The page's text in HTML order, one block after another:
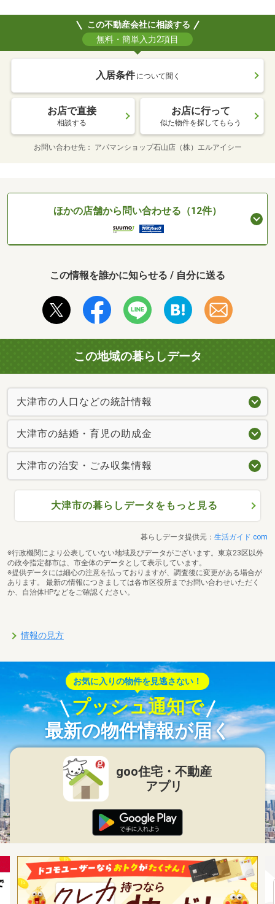
この不動産会社に相談する
無料・簡単入力2項目
入居条件 について聞く
お店で直接
相談する
お店に行って
似た物件を探してもらう
お問い合わせ先 アパマンショップ石山店（株）エルアイシー
ほかの店舗から問い合わせる（12件）
この情報を誰かに知らせる / 自分に送る
この地域の暮らしデータ
大津市の人口などの統計情報
大津市の結婚・育児の助成金
大津市の治安・ごみ収集情報
大津市の暮らしデータをもっと見る
暮らしデータ提供元： 生活ガイド.com
※行政機関により公表していない地域及びデータがございます。東京23区以外
の政令指定都市は、市全体のデータとして表示しています。
※提供データには細心の注意を払っておりますが、調査後に変更がある場合が
あります。 最新の情報につきましては各市区役所までお問い合わせいただく
か、自治体HPなどをご確認ください。
情報の見方
お気に入りの物件を見逃さない！
プッシュ通知で
最新の物件情報が届く
goo住宅・不動産
アプリ